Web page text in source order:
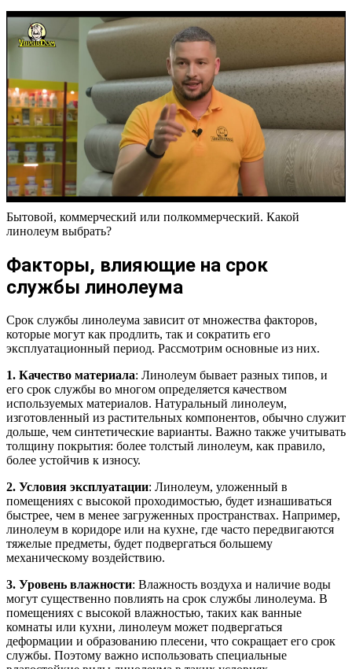
Бытовой, коммерческий или полкоммерческий. Какой
линолеум выбрать?
Факторы, влияющие на срок
службы линолеума
Срок службы линолеума зависит от множества факторов,
которые могут как продлить, так и сократить его
эксплуатационный период. Рассмотрим основные из них.
1. Качество материала: Линолеум бывает разных типов, и
его срок службы во многом определяется качеством
используемых материалов. Натуральный линолеум,
изготовленный из растительных компонентов, обычно служит
дольше, чем синтетические варианты. Важно также учитывать
толщину покрытия: более толстый линолеум, как правило,
более устойчив к износу.
2. Условия эксплуатации: Линолеум, уложенный в
помещениях с высокой проходимостью, будет изнашиваться
быстрее, чем в менее загруженных пространствах. Например,
линолеум в коридоре или на кухне, где часто передвигаются
тяжелые предметы, будет подвергаться большему
механическому воздействию.
3. Уровень влажности: Влажность воздуха и наличие воды
могут существенно повлиять на срок службы линолеума. В
помещениях с высокой влажностью, таких как ванные
комнаты или кухни, линолеум может подвергаться
деформации и образованию плесени, что сокращает его срок
службы. Поэтому важно использовать специальные